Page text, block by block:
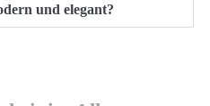
und elegant?